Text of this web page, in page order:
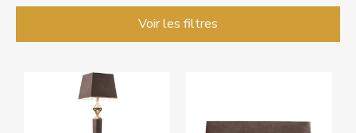
Voir les filtres